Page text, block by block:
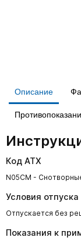
Описание
Код АТХ
N05CM -
Условия отпуска
Отпускается без
Показания к